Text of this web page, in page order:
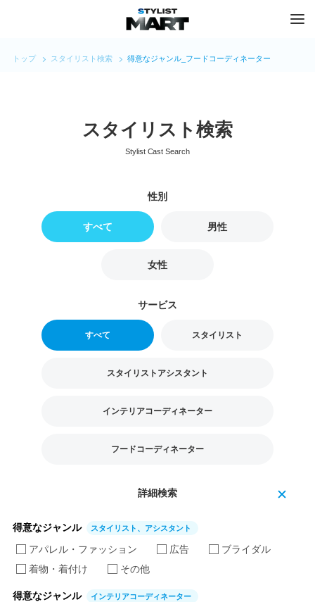
トップ スタイリスト検索 得意なジャンル_フードコーディネーター
スタイリスト検索
Stylist Cast Search
すべて 男性
女性
すべて スタイリスト
スタイリストアシスタント
インテリアコーディネーター
フードコーディネーター
詳細検索
得意なジャンル スタイリスト、アシスタント
アパレル・ファッション 広告
ブライダル
着物・着付け
その他
得意なジャンル インテリアコーディネーター